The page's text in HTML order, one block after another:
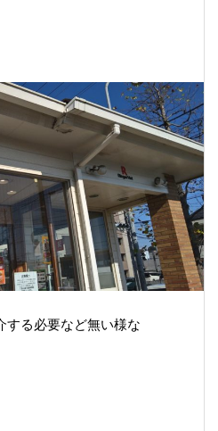
する必要など無い様な